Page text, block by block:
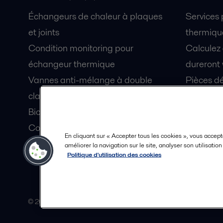
Échangeurs de chaleur à plaques
et joints
Condition monitoring pour
échangeur thermique
Vannes anti-mélange à double
clapet Unique Mixproof
Bioréacteurs à membranes MBR
Condition monitoring pour pompes
Lubrification par air fluidisé pour
coque de navire OceanGlide
Services
dureront
Pièces
© 2015-2026, ALFA LAVAL
En cliquant sur « Accepter tous les cookies », vous
améliorer la navigation sur le site, analyser son
Politique d'utilisation des cookies